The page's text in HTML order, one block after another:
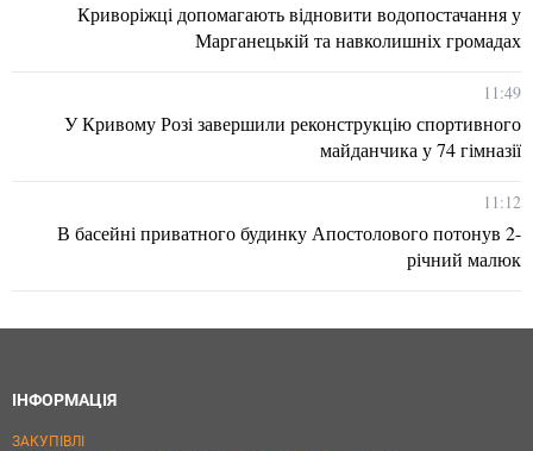
Криворіжці допомагають відновити водопостачання у
Марганецькій та навколишніх громадах
11:49
У Кривому Розі завершили реконструкцію спортивного
майданчика у 74 гімназії
11:12
В басейні приватного будинку Апостолового потонув 2-
річний малюк
ІНФОРМАЦІЯ
ЗАКУПІВЛІ